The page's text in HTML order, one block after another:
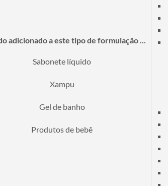
adicionado a este tipo de formulação ...
Sabonete líquido
Xampu
Gel de banho
Produtos de bebê